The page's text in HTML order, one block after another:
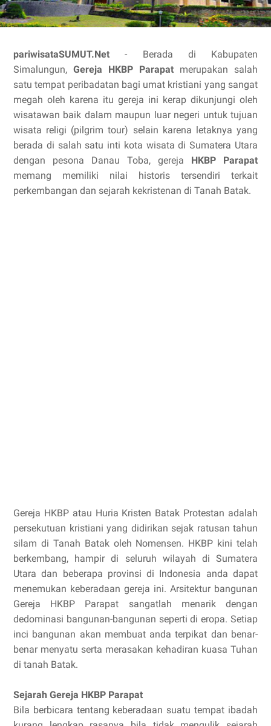
pariwisataSUMUT.Net - Berada di Kabupaten
Simalungun, Gereja HKBP Parapat merupakan salah
satu tempat peribadatan bagi umat kristiani yang sangat
megah oleh karena itu gereja ini kerap dikunjungi oleh
wisatawan baik dalam maupun luar negeri untuk tujuan
wisata religi (pilgrim tour) selain karena letaknya yang
berada di salah satu inti kota wisata di Sumatera Utara
dengan pesona Danau Toba, gereja HKBP Parapat
memang memiliki nilai historis tersendiri terkait
perkembangan dan sejarah kekristenan di Tanah Batak.
Gereja HKBP atau Huria Kristen Batak Protestan adalah
persekutuan kristiani yang didirikan sejak ratusan tahun
silam di Tanah Batak oleh Nomensen. HKBP kini telah
berkembang, hampir di seluruh wilayah di Sumatera
Utara dan beberapa provinsi di Indonesia anda dapat
menemukan keberadaan gereja ini. Arsitektur bangunan
Gereja HKBP Parapat sangatlah menarik dengan
dedominasi bangunan-bangunan seperti di eropa. Setiap
inci bangunan akan membuat anda terpikat dan benar-
benar menyatu serta merasakan kehadiran kuasa Tuhan
di tanah Batak.
Sejarah Gereja HKBP Parapat
Bila berbicara tentang keberadaan suatu tempat ibadah